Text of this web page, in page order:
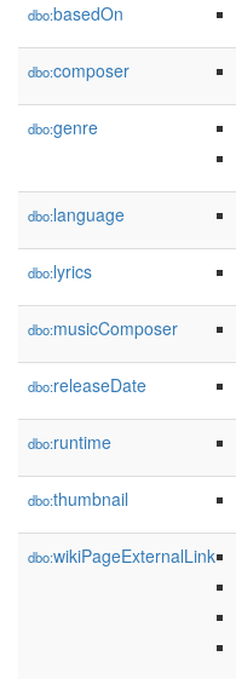
dbo:basedOn
dbo:composer
dbo:genre
dbo:language
dbo:lyrics
dbo:musicComposer
dbo:releaseDate
dbo:runtime
dbo:thumbnail
dbo:wikiPageExternalLink